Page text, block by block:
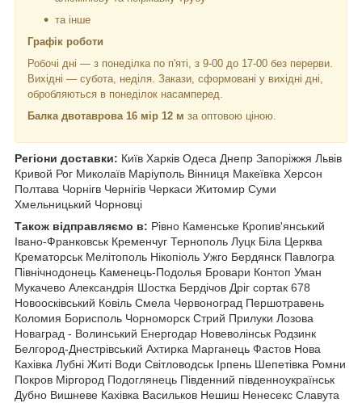
та інше
Графік роботи
Робочі дні — з понеділка по п'яті, з 9-00 до 17-00 без перерви.
Вихідні — субота, неділя. Закази, сформовані у вихідні дні,
обробляються в понеділок насамперед.
Балка двотаврова 16 мір 12 м за оптовою ціною.
Регіони доставки: Київ Харків Одеса Днепр Запоріжжя Львів
Кривой Рог Миколаїв Маріуполь Вінниця Макеївка Херсон
Полтава Чорнiгв Чернігів Черкаси Житомир Суми
Хмельницький Чорновці
Також відправляємо в: Рівно Каменське Кропив'янський
Івано-Франковськ Кременчуг Тернополь Луцк Біла Церква
Крематорськ Мелітополь Нікопіоль Ужго Бердянск Павлогра
Північнодонець Каменець-Подолья Бровари Контоп Уман
Мукачево Александрія Шостка Бердічов Дріг сортак 678
Новоосківський Ковіль Смела Червоноград Першотравень
Коломия Борисполь Чорноморск Стрий Прилуки Лозова
Новаград - Волинський Енергодар Новеволінськ Родзинк
Белгород-Днестрівський Ахтирка Марганець Фастов Нова
Кахівка Лубні Житі Води Світловодськ Ірпень Шепетівка Ромни
Покров Міргород Подоглянець Південний південноукраїнськ
Дубно Вишневе Кахівка Васильков Нешиш Ненесекс Славута